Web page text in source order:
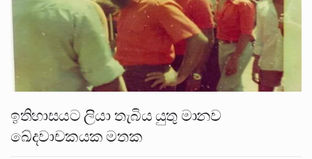
ඉතිහාසයට ලියා තැබිය යුතු මානව
ඛේදවාචකයක මතක